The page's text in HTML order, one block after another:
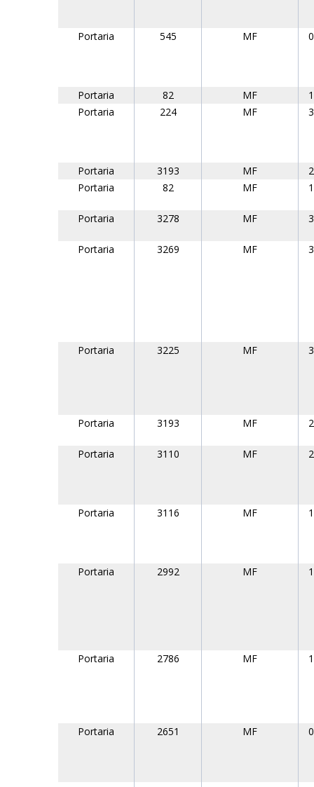
Portaria 545 MF
Portaria 82 MF
Portaria
224 MF
Portaria 3193 MF
Portaria
82 MF
Portaria 3278 MF
Portaria 3269 MF
Portaria 3225 MF
Portaria 3193 MF
Portaria 3110 MF
Portaria 3116 MF
Portaria 2992 MF
Portaria 2786 MF
Portaria 2651 MF